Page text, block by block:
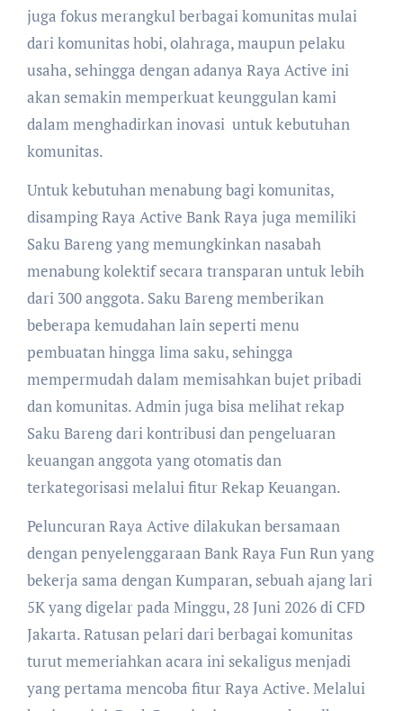
juga fokus merangkul berbagai komunitas mulai
dari komunitas hobi, olahraga, maupun pelaku
usaha, sehingga dengan adanya Raya Active ini
akan semakin memperkuat keunggulan kami
dalam menghadirkan inovasi untuk kebutuhan
komunitas.
Untuk kebutuhan menabung bagi komunitas,
disamping Raya Active Bank Raya juga memiliki
Saku Bareng yang memungkinkan nasabah
menabung kolektif secara transparan untuk lebih
dari 300 anggota. Saku Bareng memberikan
beberapa kemudahan lain seperti menu
pembuatan hingga lima saku, sehingga
mempermudah dalam memisahkan bujet pribadi
dan komunitas. Admin juga bisa melihat rekap
Saku Bareng dari kontribusi dan pengeluaran
keuangan anggota yang otomatis dan
terkategorisasi melalui fitur Rekap Keuangan.
Peluncuran Raya Active dilakukan bersamaan
dengan penyelenggaraan Bank Raya Fun Run yang
bekerja sama dengan Kumparan, sebuah ajang lari
5K yang digelar pada Minggu, 28 Juni 2026 di CFD
Jakarta. Ratusan pelari dari berbagai komunitas
turut memeriahkan acara ini sekaligus menjadi
yang pertama mencoba fitur Raya Active. Melalui